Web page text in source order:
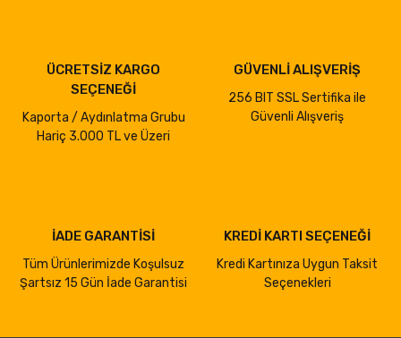
ÜCRETSİZ KARGO
SEÇENEĞİ
Kaporta / Aydınlatma Grubu
Hariç 3.000 TL ve Üzeri
GÜVENLİ ALIŞVERİŞ
256 BIT SSL Sertifika ile
Güvenli Alışveriş
İADE GARANTİSİ
Tüm Ürünlerimizde Koşulsuz
Şartsız 15 Gün İade Garantisi
KREDİ KARTI SEÇENEĞİ
Kredi Kartınıza Uygun Taksit
Seçenekleri